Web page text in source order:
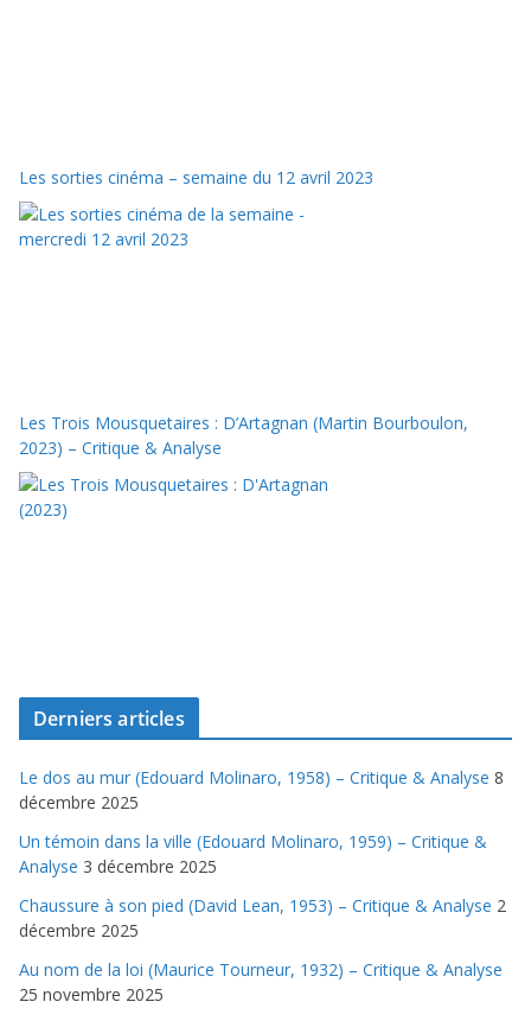
Les sorties cinéma – semaine du 12 avril 2023
Les Trois Mousquetaires : D’Artagnan (Martin Bourboulon,
2023) – Critique & Analyse
Derniers articles
Le dos au mur (Edouard Molinaro, 1958) – Critique & Analyse 8
décembre 2025
Un témoin dans la ville (Edouard Molinaro, 1959) – Critique &
Analyse 3 décembre 2025
Chaussure à son pied (David Lean, 1953) – Critique & Analyse 2
décembre 2025
Au nom de la loi (Maurice Tourneur, 1932) – Critique & Analyse
25 novembre 2025